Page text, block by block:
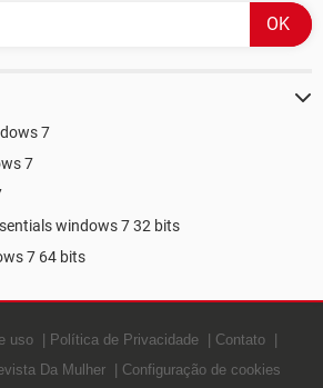
7
7
windows 7 32 bits
7 64 bits
uso Política de Privacidade
Contato
Da Mulher Configuração de cookies